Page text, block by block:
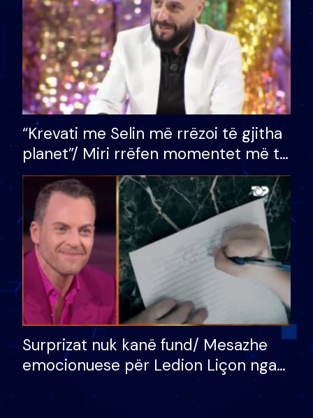
“Krevati me Selin më rrëzoi të gjitha
planet”/ Miri rrëfen momentet më të
bukura në shtëpinë e BB VIP: Do më
mungojë zilja e mëngjesit kur…
Surprizat nuk kanë fund/ Mesazhe
emocionuese për Ledion Liçon nga
nëna dhe fëmijët e tij, moderatori